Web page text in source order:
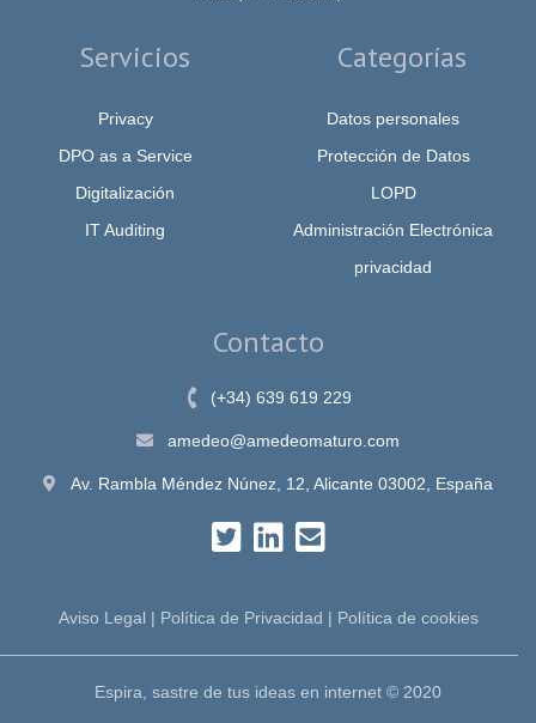
Servicios
Privacy
DPO as a Service
Digitalización
IT Auditing
Categorías
Datos personales
Protección de Datos
LOPD
Administración Electrónica
privacidad
Contacto
(+34) 639 619 229
amedeo@amedeomaturo.com
Av. Rambla Méndez Núnez, 12, Alicante 03002, España
Aviso Legal | Política de Privacidad | Política de cookies
Espira, sastre de tus ideas en internet © 2020